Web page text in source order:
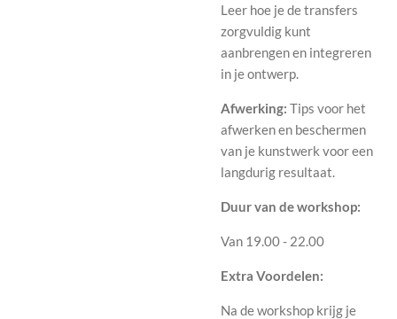
Leer hoe je de transfers
zorgvuldig kunt
aanbrengen en integreren
in je ontwerp.
Afwerking: Tips voor het
afwerken en beschermen
van je kunstwerk voor een
langdurig resultaat.
Duur van de workshop:
Van 19.00 - 22.00
Extra Voordelen:
Na de workshop krijg je